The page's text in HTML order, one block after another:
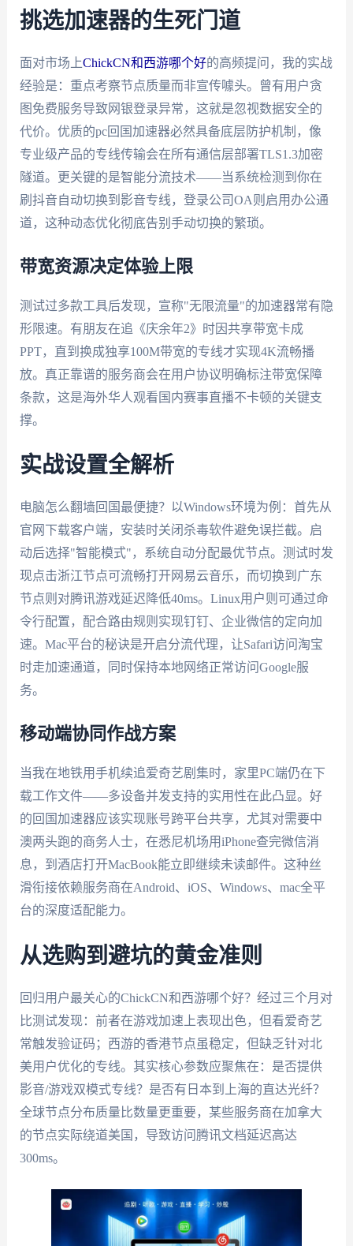
挑选加速器的生死门道
面对市场上ChickCN和西游哪个好的高频提问，我的实战
经验是：重点考察节点质量而非宣传噱头。曾有用户贪
图免费服务导致网银登录异常，这就是忽视数据安全的
代价。优质的pc回国加速器必然具备底层防护机制，像
专业级产品的专线传输会在所有通信层部署TLS1.3加密
隧道。更关键的是智能分流技术——当系统检测到你在
刷抖音自动切换到影音专线，登录公司OA则启用办公通
道，这种动态优化彻底告别手动切换的繁琐。
带宽资源决定体验上限
测试过多款工具后发现，宣称"无限流量"的加速器常有隐
形限速。有朋友在追《庆余年2》时因共享带宽卡成
PPT，直到换成独享100M带宽的专线才实现4K流畅播
放。真正靠谱的服务商会在用户协议明确标注带宽保障
条款，这是海外华人观看国内赛事直播不卡顿的关键支
撑。
实战设置全解析
电脑怎么翻墙回国最便捷？以Windows环境为例：首先从
官网下载客户端，安装时关闭杀毒软件避免误拦截。启
动后选择"智能模式"，系统自动分配最优节点。测试时发
现点击浙江节点可流畅打开网易云音乐，而切换到广东
节点则对腾讯游戏延迟降低40ms。Linux用户则可通过命
令行配置，配合路由规则实现钉钉、企业微信的定向加
速。Mac平台的秘诀是开启分流代理，让Safari访问淘宝
时走加速通道，同时保持本地网络正常访问Google服
务。
移动端协同作战方案
当我在地铁用手机续追爱奇艺剧集时，家里PC端仍在下
载工作文件——多设备并发支持的实用性在此凸显。好
的回国加速器应该实现账号跨平台共享，尤其对需要中
澳两头跑的商务人士，在悉尼机场用iPhone查完微信消
息，到酒店打开MacBook能立即继续未读邮件。这种丝
滑衔接依赖服务商在Android、iOS、Windows、mac全平
台的深度适配能力。
从选购到避坑的黄金准则
回归用户最关心的ChickCN和西游哪个好？经过三个月对
比测试发现：前者在游戏加速上表现出色，但看爱奇艺
常触发验证码；西游的香港节点虽稳定，但缺乏针对北
美用户优化的专线。其实核心参数应聚焦在：是否提供
影音/游戏双模式专线？是否有日本到上海的直达光纤？
全球节点分布质量比数量更重要，某些服务商在加拿大
的节点实际绕道美国，导致访问腾讯文档延迟高达
300ms。